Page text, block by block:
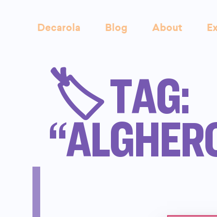
Decarola Blog About
🏷️ TAG: